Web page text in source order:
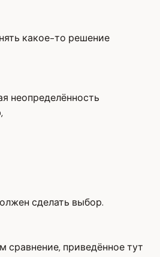
какое-то решение
неопределённость
сделать выбор.
сравнение, приведённое тут